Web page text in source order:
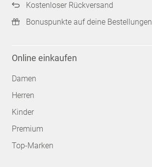
Kostenloser Rückversand
Bonuspunkte auf deine Bestellungen
Online einkaufen
Damen
Herren
Kinder
Premium
Top-Marken